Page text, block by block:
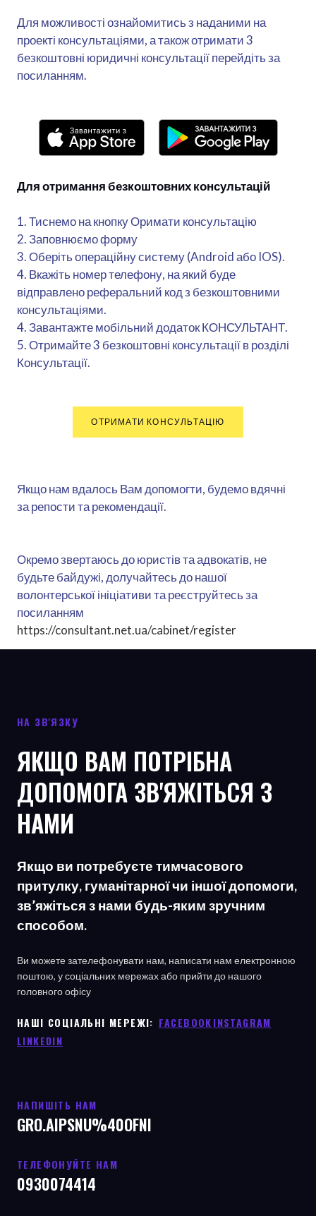
Для можливості ознайомитись з наданими на
проекті консультаціями, а також отримати 3
безкоштовні юридичні консультації перейдіть за
посиланням.
Для отримання безкоштовних консультацій
1. Тиснемо на кнопку Оримати консультацію
2. Заповнюємо форму
3. Оберіть операційну систему (Android або IOS).
4. Вкажіть номер телефону, на який буде
відправлено реферальний код з безкоштовними
консультаціями.
4. Завантажте мобільний додаток КОНСУЛЬТАНТ.
5. Отримайте 3 безкоштовні консультації в розділі
Консультації.
ОТРИМАТИ КОНСУЛЬТАЦІЮ
Якщо нам вдалось Вам допомогти, будемо вдячні
за репости та рекомендації.
Окремо звертаюсь до юристів та адвокатів, не
будьте байдужі, долучайтесь до нашої
волонтерської ініціативи та реєструйтесь за
посиланням
https://consultant.net.ua/cabinet/register
НА ЗВ'ЯЗКУ
ЯКЩО ВАМ ПОТРІБНА
ДОПОМОГА ЗВ'ЯЖІТЬСЯ З
НАМИ
Якщо ви потребуєте тимчасового
притулку, гуманітарної чи іншої допомоги,
зв’яжіться з нами будь-яким зручним
способом.
Ви можете зателефонувати нам, написати нам електронною
поштою, у соціальних мережах або прийти до нашого
головного офісу
НАШІ СОЦІАЛЬНІ МЕРЕЖІ: ㅤ FACEBOOKINSTAGRAM
LINKEDIN
НАПИШІТЬ НАМ
GRO.AIPSNU%40OFNI
ТЕЛЕФОНУЙТЕ НАМ
0930074414